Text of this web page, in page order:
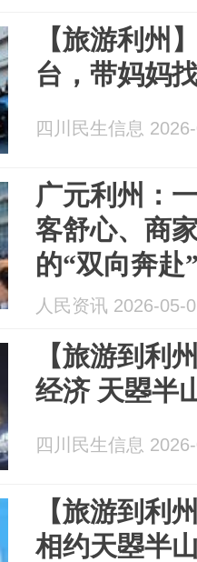
【旅游利州
台，带妈妈
四川民生信息
广元利州：
客舒心、商
的“双向奔赴
人民资讯 2026-05-
【旅游到利
经济 天曌半
四川民生信息
【旅游到利
相约天曌半